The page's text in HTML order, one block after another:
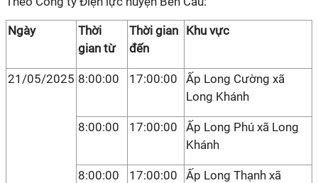
Ngày
Thời
gian từ
Thời gian
đến
Khu vực
21/05/2025 8:00:00 17:00:00
Ấp Long Cường xã
Long Khánh
8:00:00 17:00:00
Ấp Long Phú xã Long
Khánh
8:00:00 17:00:00
Ấp Long Thạnh xã